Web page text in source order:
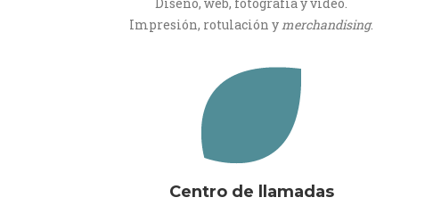
Impresión, rotulación ymerchandising.
Centro de llamadas